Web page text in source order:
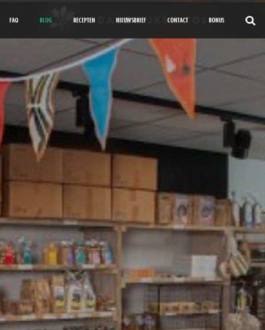
FAQ BLOG RECEPTEN NIEUWSBRIEF CONTACT BONUS